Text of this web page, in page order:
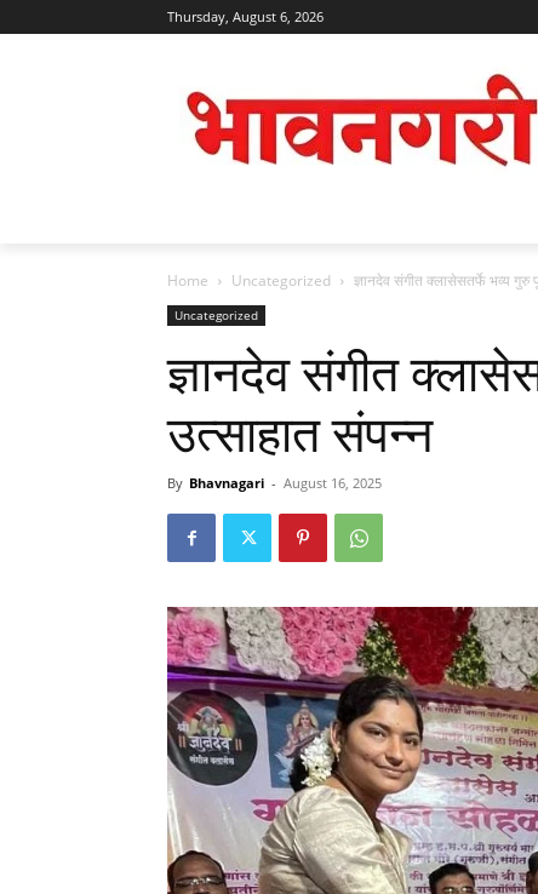
Thursday, August 6, 2026
Home Uncategorized ज्ञानदेव संगीत क्लासेसतर्फे भव्य गुरु
Uncategorized
ज्ञानदेव संगीत
उत्साहात संपन्न
By Bhavnagari - August 16, 2025